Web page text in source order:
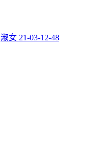
淑女 21-03-12-48